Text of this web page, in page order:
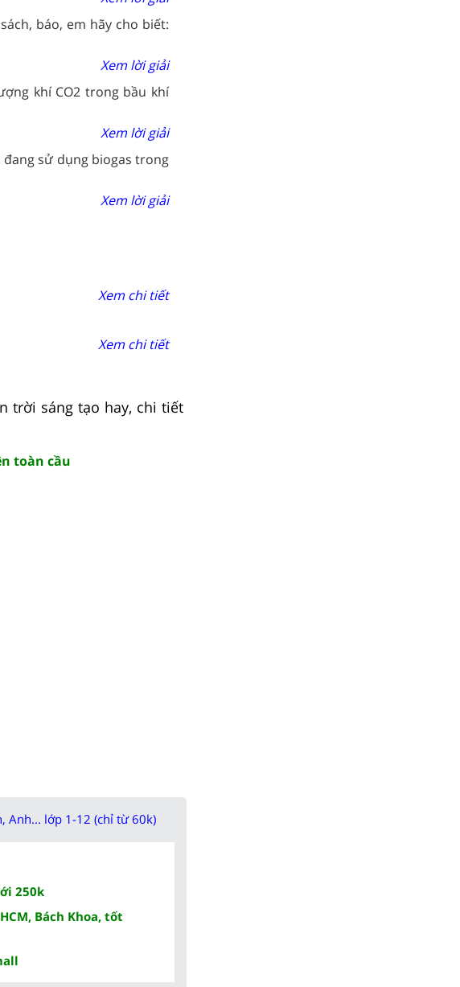
báo, em hãy cho biết:
Xem lời giải
khí CO2 trong bầu khí
Xem lời giải
sử dụng biogas trong
Xem lời giải
Xem chi tiết
Xem chi tiết
trời sáng tạo hay, chi tiết
toàn cầu
Anh... lớp 1-12 (chỉ từ 60k)
250k
Bách Khoa, tốt